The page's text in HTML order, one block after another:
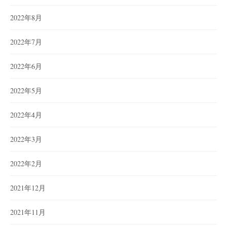
2022年8月
2022年7月
2022年6月
2022年5月
2022年4月
2022年3月
2022年2月
2021年12月
2021年11月